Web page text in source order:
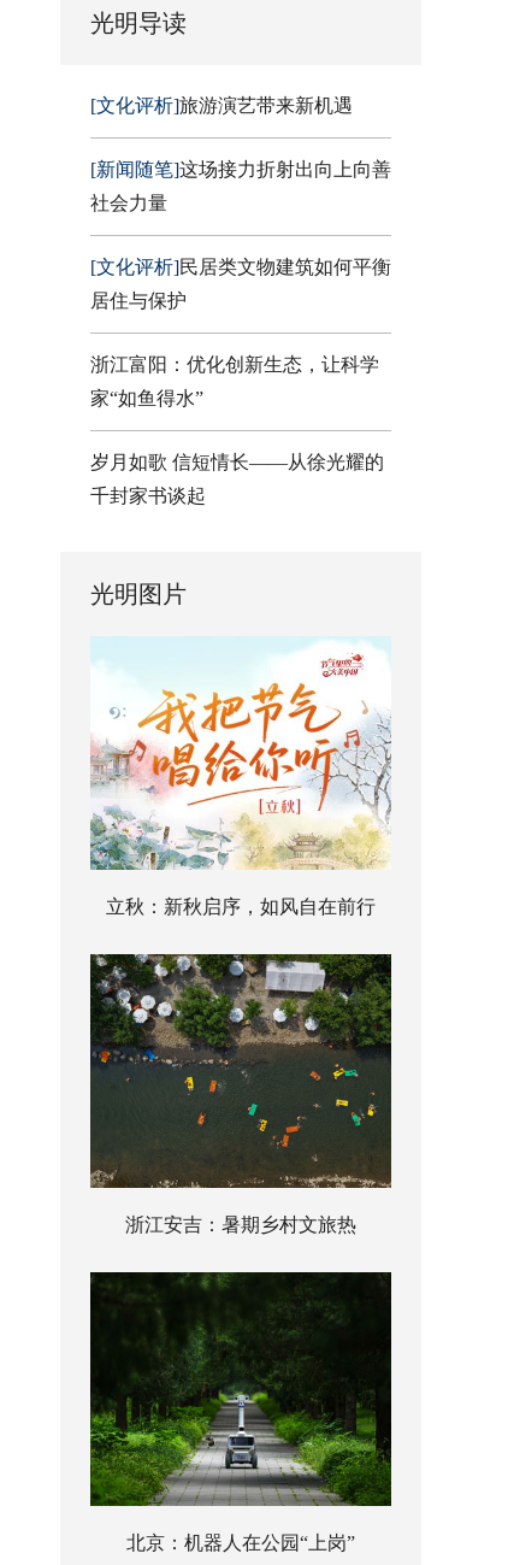
光明导读
[文化评析]旅游演艺带来新机遇
[新闻随笔]这场接力折射出向上向善
社会力量
[文化评析]民居类文物建筑如何平衡
居住与保护
浙江富阳：优化创新生态，让科学
家“如鱼得水”
岁月如歌 信短情长——从徐光耀的
千封家书谈起
光明图片
立秋：新秋启序，如风自在前行
浙江安吉：暑期乡村文旅热
北京：机器人在公园“上岗”